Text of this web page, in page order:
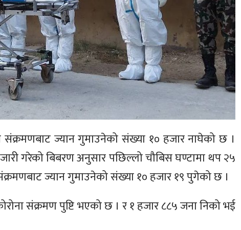
संक्रमणबाट ज्यान गुमाउनेको संख्या १० हजार नाघेको छ ।
गरेको बिबरण अनुसार पछिल्लो चौबिस घण्टामा थप २५
ज्यान गुमाउनेको संख्या १० हजार १९ पुगेको छ ।
संक्रमण पुष्टि भएको छ । र १ हजार ८८५ जना निको भई